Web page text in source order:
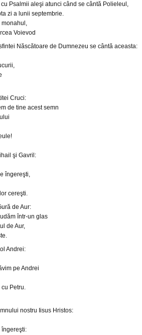
Psalmii aleşi atunci când se cântă Polieleul,
zi a lunii septembrie.
monahul,
Voievod
Născătoare de Dumnezeu se cântă aceasta:
Cruci:
de tine acest semn
şi Gavril:
îngereşti,
cereşti.
de Aur:
într-un glas
de Aur,
Andrei:
pe Andrei
Petru.
nostru Iisus Hristos:
îngereşti: